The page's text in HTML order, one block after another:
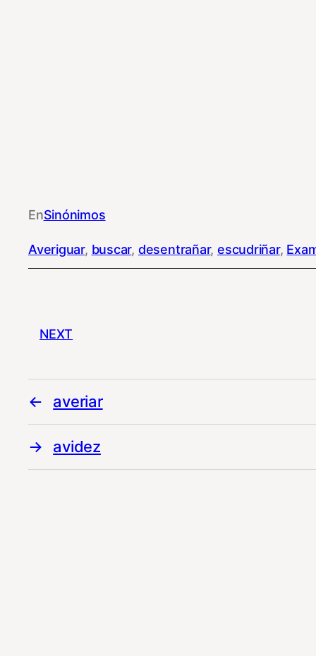
EnSinónimos
Averiguar, buscar, desentrañar, escudriñar,
NEXT
averiar
avidez